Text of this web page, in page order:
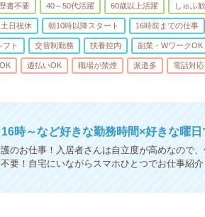
書不要 40～50代活躍 60歳以上活躍 しゅふ
土日祝休 朝10時以降スタート 16時前までの仕事
フト 交替制勤務 扶養控内 副業・WワークOK
週払いOK 職場が禁煙 派遣多 電話対応
時～など好きな勤務時間×好きな曜日
のお仕事！入居者さんは自立度が高めなので
要！自宅にいながらスマホひとつでお仕事紹